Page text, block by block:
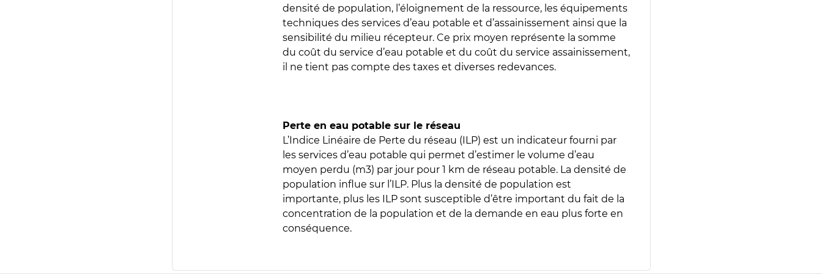
densité de population, l’éloignement de la ressource, les équipements
techniques des services d’eau potable et d’assainissement ainsi que la
sensibilité du milieu récepteur. Ce prix moyen représente la somme
du coût du service d’eau potable et du coût du service assainissement,
il ne tient pas compte des taxes et diverses redevances.
Perte en eau potable sur le réseau
L’Indice Linéaire de Perte du réseau (ILP) est un indicateur fourni par
les services d’eau potable qui permet d’estimer le volume d’eau
moyen perdu (m3) par jour pour 1 km de réseau potable. La densité de
population influe sur l’ILP. Plus la densité de population est
importante, plus les ILP sont susceptible d’être important du fait de la
concentration de la population et de la demande en eau plus forte en
conséquence.